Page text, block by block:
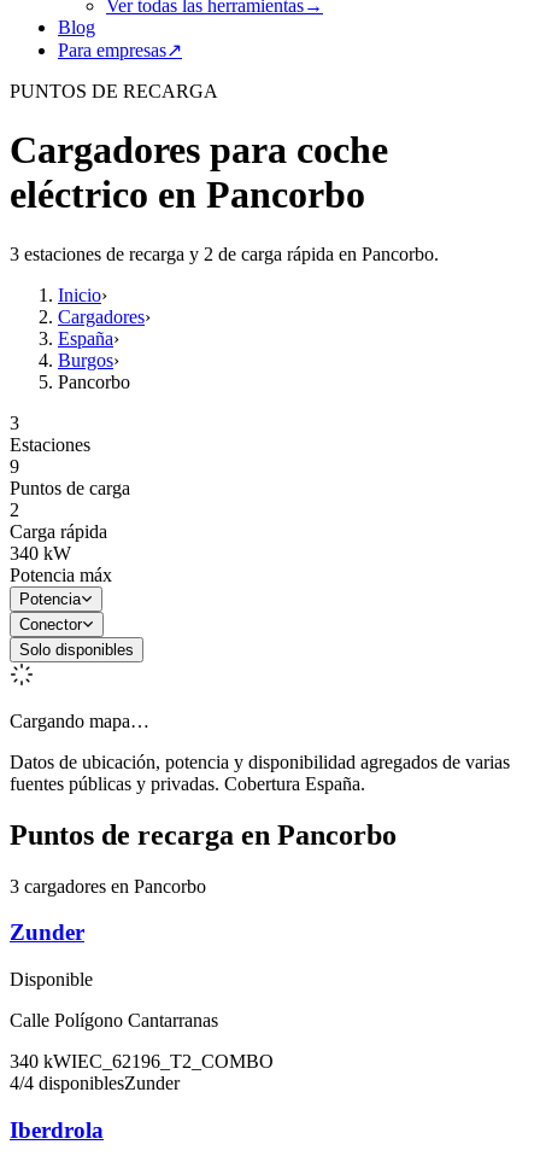
Ver todas las herramientas→
Blog
Para empresas↗
PUNTOS DE RECARGA
Cargadores para coche
eléctrico en Pancorbo
3 estaciones de recarga y 2 de carga rápida en Pancorbo.
Inicio›
Cargadores›
España›
Burgos›
Pancorbo
3
Estaciones
9
Puntos de carga
2
Carga rápida
340 kW
Potencia máx
Potencia
Conector
Solo disponibles
Cargando mapa…
Datos de ubicación, potencia y disponibilidad agregados de varias
fuentes públicas y privadas. Cobertura España.
Puntos de recarga en Pancorbo
3 cargadores en Pancorbo
Zunder
Disponible
Calle Polígono Cantarranas
340 kWIEC_62196_T2_COMBO
4/4 disponiblesZunder
Iberdrola